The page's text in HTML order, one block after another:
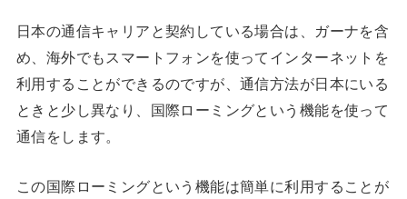
日本の通信キャリアと契約している場合は、ガーナを含
め、海外でもスマートフォンを使ってインターネットを
利用することができるのですが、通信方法が日本にいる
ときと少し異なり、国際ローミングという機能を使って
通信をします。
この国際ローミングという機能は簡単に利用することが